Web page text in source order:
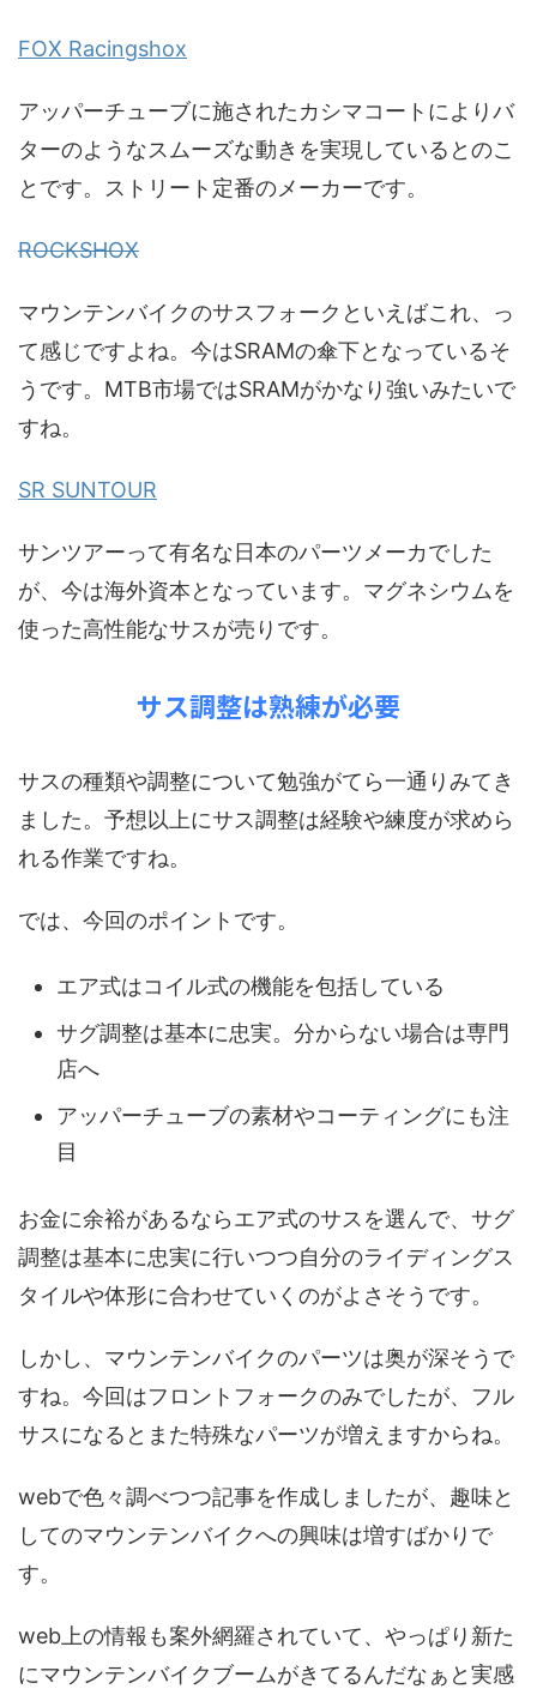
FOX Racingshox
アッパーチューブに施されたカシマコートによりバ
ターのようなスムーズな動きを実現しているとのこ
とです。ストリート定番のメーカーです。
ROCKSHOX
マウンテンバイクのサスフォークといえばこれ、っ
て感じですよね。今はSRAMの傘下となっているそ
うです。MTB市場ではSRAMがかなり強いみたいで
すね。
SR SUNTOUR
サンツアーって有名な日本のパーツメーカでした
が、今は海外資本となっています。マグネシウムを
使った高性能なサスが売りです。
サス調整は熟練が必要
サスの種類や調整について勉強がてら一通りみてき
ました。予想以上にサス調整は経験や練度が求めら
れる作業ですね。
では、今回のポイントです。
エア式はコイル式の機能を包括している
サグ調整は基本に忠実。分からない場合は専門
店へ
アッパーチューブの素材やコーティングにも注
目
お金に余裕があるならエア式のサスを選んで、サグ
調整は基本に忠実に行いつつ自分のライディングス
タイルや体形に合わせていくのがよさそうです。
しかし、マウンテンバイクのパーツは奥が深そうで
すね。今回はフロントフォークのみでしたが、フル
サスになるとまた特殊なパーツが増えますからね。
webで色々調べつつ記事を作成しましたが、趣味と
してのマウンテンバイクへの興味は増すばかりで
す。
web上の情報も案外網羅されていて、やっぱり新た
にマウンテンバイクブームがきてるんだなぁと実感